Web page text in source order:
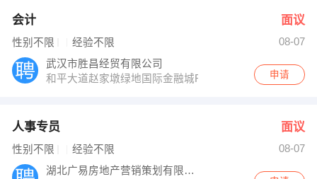
会计 面议
性别不限 经验不限
08-07
武汉市胜昌经贸有限公司
和平大道赵家墩绿地国际金融城R7栋1单元2301申请
人事专员 面议
性别不限 经验不限
08-07
湖北广易房地产营销策划有限公司